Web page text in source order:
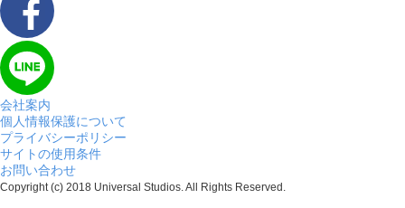
会社案内
個人情報保護について
プライバシーポリシー
サイトの使用条件
お問い合わせ
Copyright (c) 2018 Universal Studios. All Rights Reserved.